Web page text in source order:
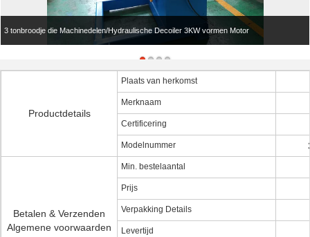
3 tonbroodje die Machinedelen/Hydraulische Decoiler 3KW vormen Motor
Productdetails
Plaats van herkomst
Merknaam
Certificering
Modelnummer
Betalen & Verzenden
Algemene voorwaarden
Min. bestelaantal
Prijs
Verpakking Details
Levertijd